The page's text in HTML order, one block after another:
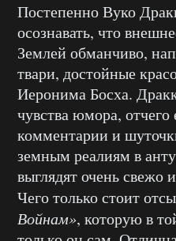
Постепенно Вуко
осознавать, что
Землей обманчиво,
твари, достойные
Иеронима Босха.
чувства юмора, отчего
комментарии и
земным реалиям в
выглядят очень свежо
Чего только стоит
Войнам», которую в